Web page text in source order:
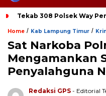
Tekab 308 Polsek Way
Home / Kab Lampung Timur /
Sat Narkoba
Mengamankan
Penyalahguna
Redaksi GPS - Editorial